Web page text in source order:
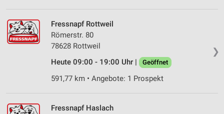
❯
Fressnapf Rottweil
Römerstr. 80
78628 Rottweil
Heute 09:00 - 19:00 Uhr |
Geöffnet
591,77 km • Angebote: 1 Prospekt
Fressnapf Haslach